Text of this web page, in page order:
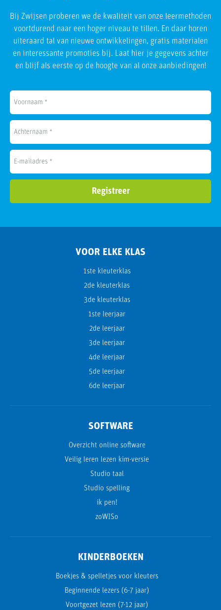
Bij Zwijsen proberen we de kwaliteit van onze leermethoden
voortdurend naar een hoger niveau te tillen. En daar horen
uiteraard tal van nieuwe ontwikkelingen, gratis materialen
en interessante promoties bij. Laat hier je gegevens achter
en blijf als eerste op de hoogte van al onze aanbiedingen!
VOOR ELKE KLAS
1ste kleuterklas
2de kleuterklas
3de kleuterklas
1ste leerjaar
2de leerjaar
3de leerjaar
4de leerjaar
5de leerjaar
6de leerjaar
SOFTWARE
Overzicht online software
Veilig leren lezen kim-versie
Studio taal
Studio spelling
ik pen!
zoWISo
KINDERBOEKEN
Boekjes & spelletjes voor kleuters
Beginnende lezers (6-7 jaar)
Voortgezet lezen (7-12 jaar)